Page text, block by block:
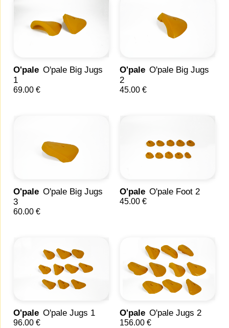
O'pale O'pale Big Jugs
1
69.00 €
O'pale O'pale Big Jugs
2
45.00 €
O'pale O'pale Big Jugs
3
60.00 €
O'pale O'pale Foot 2
45.00 €
O'pale O'pale Jugs 1
96.00 €
O'pale O'pale Jugs 2
156.00 €